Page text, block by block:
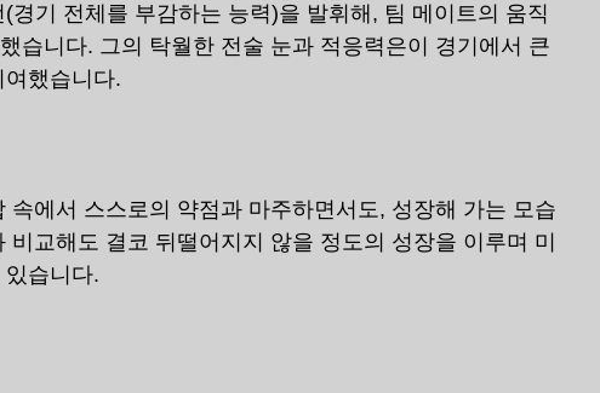
경기 전체를 ​​부감하는 능력)을 발휘해, 팀 메이트의 움직
습니다. 그의 탁월한 전술 눈과 적응력은이 경기에서 큰
했습니다.
속에서 스스로의 약점과 마주하면서도, 성장해 가는 모습
교해도 결코 뒤떨어지지 않을 정도의 성장을 이루며 미
습니다.